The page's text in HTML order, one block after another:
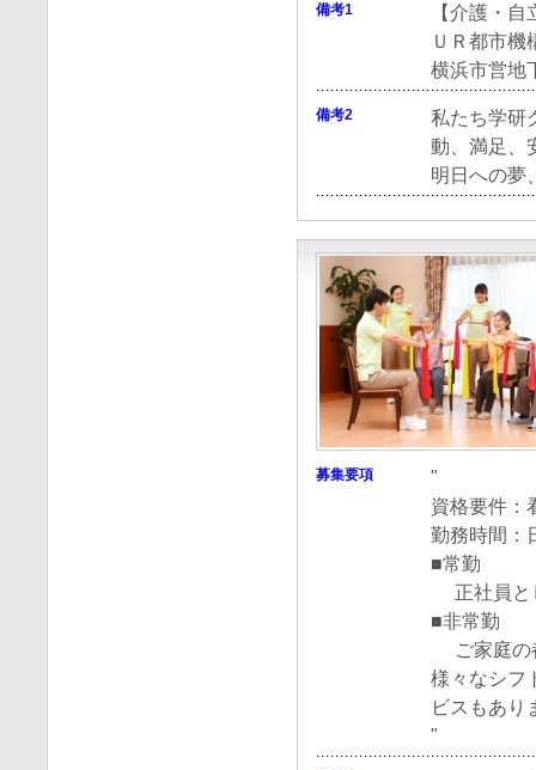
備考1
【介護・
ＵＲ都市機
横浜市営地
備考2
私たち学研
動、満足、
明日への夢
募集要項
"
資格要件：
勤務時間：
■常勤
正社員と
■非常勤
ご家庭の
様々なシフ
ビスもあり
"